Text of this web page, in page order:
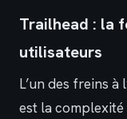
Trailhead : la
utilisateurs
L’un des freins
est la complexité